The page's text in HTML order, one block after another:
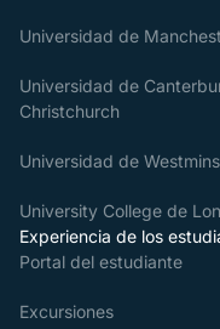
Universidad de
Universidad de
Christchurch
Universidad de
University College de
Experiencia de los
Portal del estudiante
Excursiones